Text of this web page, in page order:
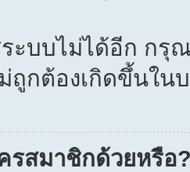
ะบบไม่ได้อีก กรุ
ถูกต้องเกิดขึ้นใน
รสมาชิกด้วยหรือ